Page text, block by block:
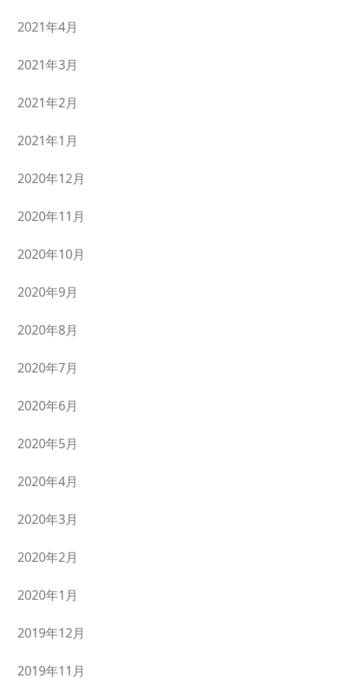
2021年4月
2021年3月
2021年2月
2021年1月
2020年12月
2020年11月
2020年10月
2020年9月
2020年8月
2020年7月
2020年6月
2020年5月
2020年4月
2020年3月
2020年2月
2020年1月
2019年12月
2019年11月